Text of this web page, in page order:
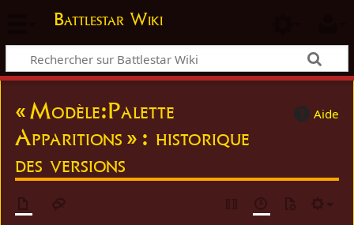
Battlestar Wiki
Aide
« Modèle:Palette
Apparitions » : historique
des versions